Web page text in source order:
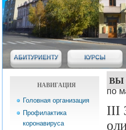
АБИТУРИЕНТУ КУРСЫ
НАВИГАЦИЯ
Головная организация
Профилактика
коронавируса
ВЫ
по
III